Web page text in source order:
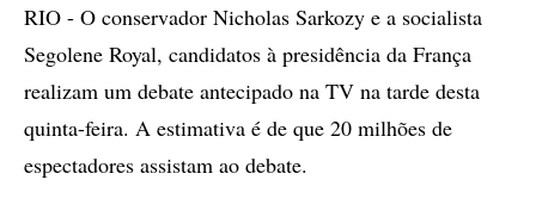
RIO - O conservador Nicholas Sarkozy e a socialista
Segolene Royal, candidatos à presidência da França
realizam um debate antecipado na TV na tarde desta
quinta-feira. A estimativa é de que 20 milhões de
espectadores assistam ao debate.